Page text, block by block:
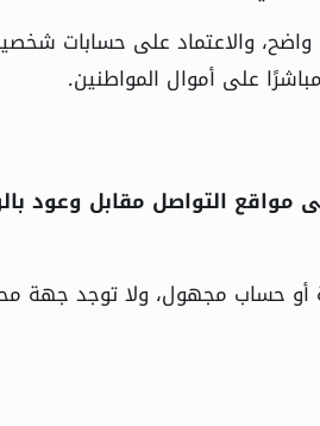
والاعتماد على حسابات
على أموال المواطنين.
التواصل مقابل وعود
أو حساب مجهول، ولا توجد جهة